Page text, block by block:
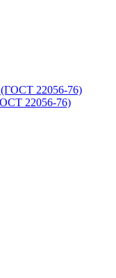
22056-76)